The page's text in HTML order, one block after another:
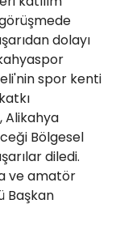
dolayı
spor kenti
Alikahya
Bölgesel
diledi.
ve amatör
Başkan